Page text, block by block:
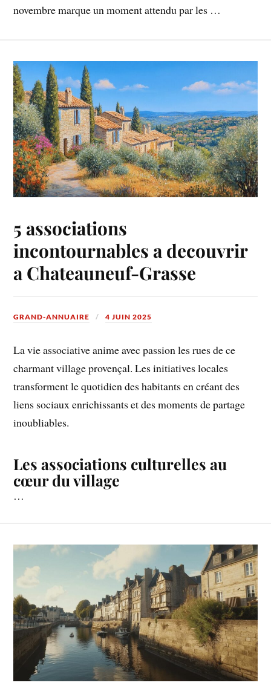
novembre marque un moment attendu par les …
5 associations
incontournables a decouvrir
a Chateauneuf-Grasse
GRAND-ANNUAIRE 4 JUIN 2025
La vie associative anime avec passion les rues de ce
charmant village provençal. Les initiatives locales
transforment le quotidien des habitants en créant des
liens sociaux enrichissants et des moments de partage
inoubliables.
Les associations culturelles au
cœur du village
…